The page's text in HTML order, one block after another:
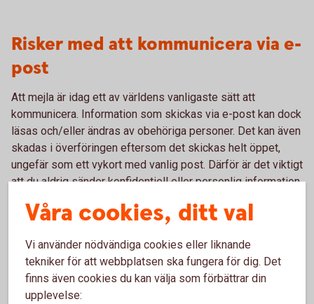
Risker med att kommunicera via e-
post
Att mejla är idag ett av världens vanligaste sätt att
kommunicera. Information som skickas via e-post kan dock
läsas och/eller ändras av obehöriga personer. Det kan även
skadas i överföringen eftersom det skickas helt öppet,
ungefär som ett vykort med vanlig post. Därför är det viktigt
att du aldrig sänder konfidentiell eller personlig information
transaktionsuppdrag och liknande, skickas till oss via e-
Risker med att kommunicera via e-post
Våra cookies, ditt val
Vi använder nödvändiga cookies eller liknande
tekniker för att webbplatsen ska fungera för dig. Det
finns även cookies du kan välja som förbättrar din
upplevelse: